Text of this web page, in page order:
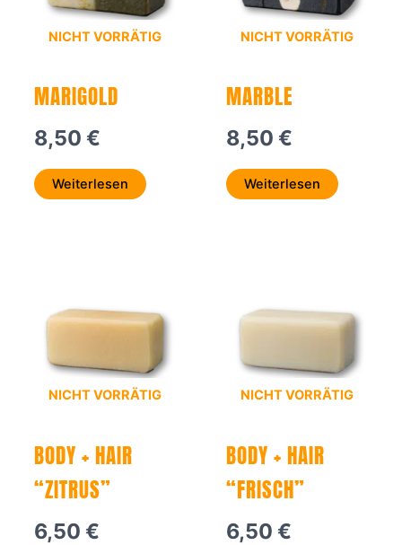
NICHT VORRÄTIG
MARIGOLD
8,50 €
Weiterlesen
NICHT VORRÄTIG
MARBLE
8,50 €
Weiterlesen
NICHT VORRÄTIG
BODY + HAIR
“ZITRUS”
6,50 €
NICHT VORRÄTIG
BODY + HAIR
“FRISCH”
6,50 €